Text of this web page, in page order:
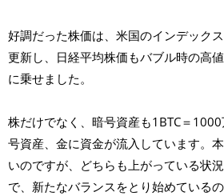
好調だった株価は、米国のインデック
更新し、日経平均株価もバブル時の高
に乗せました。
株だけでなく、暗号資産も1BTC＝
号資産、金に資金が流入しています。
いのですが、どちらも上がっている状
で、新たなバランスをとり始めている